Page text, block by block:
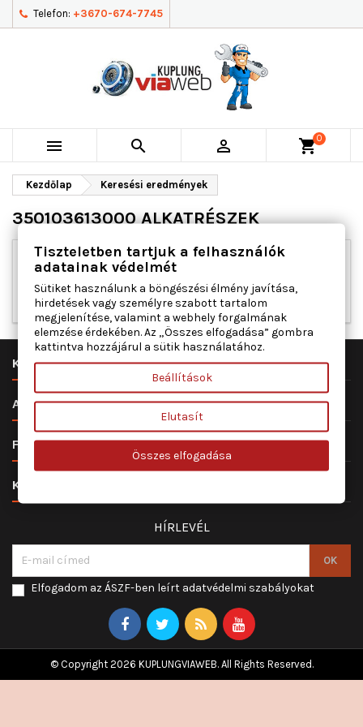
Telefon: +3670-674-7745
   shopping_cart0
Kezdőlap Keresési eredmények
350103613000 ALKATRÉSZEK
Elnézést kérünk a kellemetlenségért!
Végezd el újra a keresést
KUPLUNG VIAWEB KFT. 
ALKATRÉSZ ÉS SZERVIZ 
FIÓKOD 
KAPCSOLAT
HÍRLEVÉL
Elfogadom az ÁSZF-ben leírt adatvédelmi szabályokat
© Copyright 2026 KUPLUNGVIAWEB. All Rights Reserved.
Tiszteletben tartjuk a felhasználók
adatainak védelmét
Sütiket használunk a böngészési élmény javítása,
hirdetések vagy személyre szabott tartalom
megjelenítése, valamint a webhely forgalmának
elemzése érdekében. Az „Összes elfogadása” gombra
kattintva hozzájárul a sütik használatához.
Beállítások
Elutasít
Összes elfogadása